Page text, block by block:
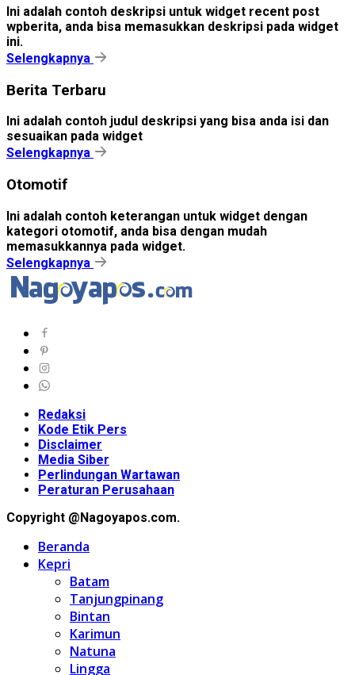
Ini adalah contoh deskripsi untuk widget recent post
wpberita, anda bisa memasukkan deskripsi pada widget
ini.
Selengkapnya
Berita Terbaru
Ini adalah contoh judul deskripsi yang bisa anda isi dan
sesuaikan pada widget
Selengkapnya
Otomotif
Ini adalah contoh keterangan untuk widget dengan
kategori otomotif, anda bisa dengan mudah
memasukkannya pada widget.
Selengkapnya
Redaksi
Kode Etik Pers
Disclaimer
Media Siber
Perlindungan Wartawan
Peraturan Perusahaan
Copyright @Nagoyapos.com.
Beranda
Kepri
Batam
Tanjungpinang
Bintan
Karimun
Natuna
Lingga